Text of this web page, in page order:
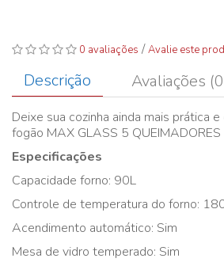
0 avaliações /Avalie este
Descrição Avaliações
Deixe sua cozinha ainda mais prática
fogão MAX GLASS 5 QUEIMADORES
Especificações
Capacidade forno: 90L
Controle de temperatura do forno:
Acendimento automático: Sim
Mesa de vidro temperado: Sim